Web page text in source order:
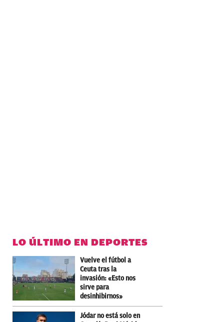
LO ÚLTIMO EN DEPORTES
Vuelve el fútbol a
Ceuta tras la
invasión: «Esto nos
sirve para
desinhibirnos»
Jódar no está solo en